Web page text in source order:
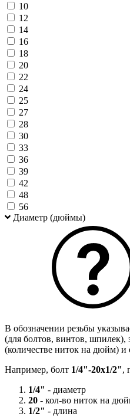
10
12
14
16
18
20
22
24
25
27
28
30
33
36
39
42
48
56
Диаметр (дюймы)
В обозначении резьбы
(для болтов, винтов, шпилек),
(количестве ниток на дюйм)
Например, болт 1/4"-20х1/2",
1/4" - диаметр
20 - кол-во ниток на
1/2" - длина